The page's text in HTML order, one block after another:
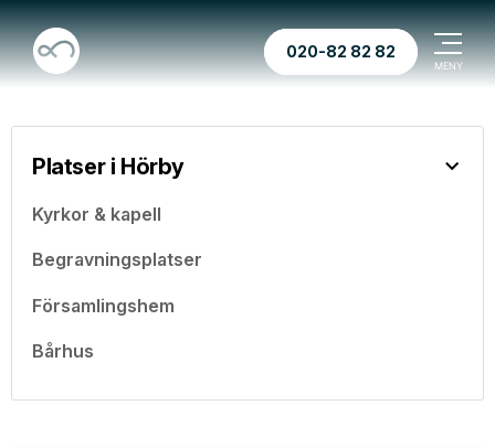
020-82 82 82
Platser i Hörby
Kyrkor & kapell
Begravningsplatser
Församlingshem
Bårhus